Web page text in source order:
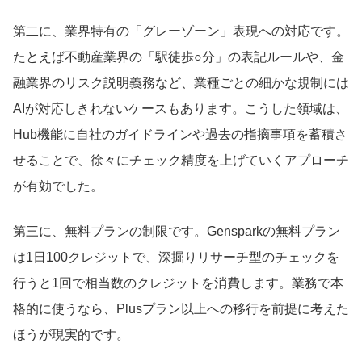
第二に、業界特有の「グレーゾーン」表現への対応です。
たとえば不動産業界の「駅徒歩○分」の表記ルールや、金
融業界のリスク説明義務など、業種ごとの細かな規制には
AIが対応しきれないケースもあります。こうした領域は、
Hub機能に自社のガイドラインや過去の指摘事項を蓄積さ
せることで、徐々にチェック精度を上げていくアプローチ
が有効でした。
第三に、無料プランの制限です。Gensparkの無料プラン
は1日100クレジットで、深掘りリサーチ型のチェックを
行うと1回で相当数のクレジットを消費します。業務で本
格的に使うなら、Plusプラン以上への移行を前提に考えた
ほうが現実的です。